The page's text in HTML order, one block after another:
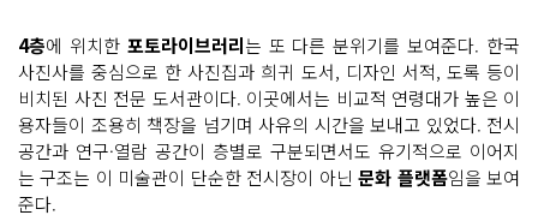
4층에 위치한 포토라이브러리는 또 다른 분위기를 보여준다. 한국
사진사를 중심으로 한 사진집과 희귀 도서, 디자인 서적, 도록 등이
비치된 사진 전문 도서관이다. 이곳에서는 비교적 연령대가 높은 이
용자들이 조용히 책장을 넘기며 사유의 시간을 보내고 있었다. 전시
공간과 연구·열람 공간이 층별로 구분되면서도 유기적으로 이어지
는 구조는 이 미술관이 단순한 전시장이 아닌문화 플랫폼임을 보여
준다.